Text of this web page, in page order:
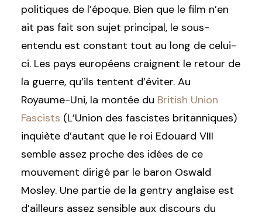
politiques de l’époque. Bien que le film n’en
ait pas fait son sujet principal, le sous-
entendu est constant tout au long de celui-
ci. Les pays européens craignent le retour de
la guerre, qu’ils tentent d’éviter. Au
Royaume-Uni, la montée du British Union
Fascists (L’Union des fascistes britanniques)
inquiète d’autant que le roi Edouard VIII
semble assez proche des idées de ce
mouvement dirigé par le baron Oswald
Mosley. Une partie de la gentry anglaise est
d’ailleurs assez sensible aux discours du